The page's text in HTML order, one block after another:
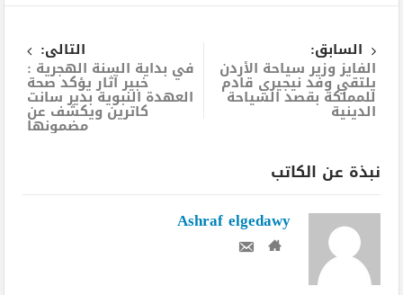
السابق:
الفايز وزير سياحة الأردن
يلتقي وفد نيجيري قادم
للمملكة بقصد السياحة
الدينية
التالى:
في بداية السنة الهجرية :
خبير آثار يؤكد صحة
العهدة النبوية بدير سانت
كاترين ويكشف عن
مضمونها
نبذة عن الكاتب
Ashraf elgedawy